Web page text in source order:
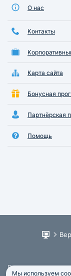
О нас
Контакты
Карта сайта
Бонусная
Партнёрская
Помощь
Пользовательское
Мы используем